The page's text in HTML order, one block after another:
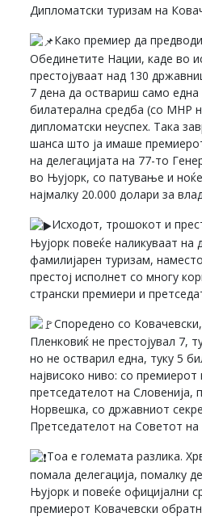
Дипломатски туризам на
Како премиер да
Обединетите Нации, каде во
престојуваат над 130
7 дена да оствариш само една
билатерална средба (со МНР
дипломатски неуспех. Така
шанса што ја имаше
на делегацијата на 77-то
во Њујорк, со патување и
најмалку 20.000 долари за
Исходот, трошокот и
Њујорк повеќе наликуваат на
фамилијарен туризам,
престој исполнет со многу
странски премиери и
Споредено со
Пленковиќ не престојувал 7,
но не остварил една, туку 5
највисоко ниво: со премиерот
претседателот на Словенија,
Норвешка, со државниот
Претседателот на Советот на
Тоа е големата разлика.
помала делегација, помалку
Њујорк и повеќе официјални
премиерот Ковачевски